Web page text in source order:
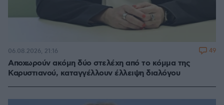
Αποχωρούν ακόμη δύο στελέχη από το κόμμα της
Καρυστιανού, καταγγέλλουν έλλειψη διαλόγου
06.08.2026, 21:16 49